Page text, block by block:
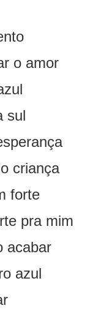
o amor
sul
criança
forte
pra mim
acabar
azul